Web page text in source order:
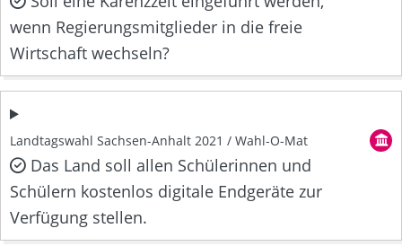
wenn Regierungsmitglieder in die freie
Wirtschaft wechseln?
Landtagswahl Sachsen-Anhalt 2021 / Wahl-O-Mat
Das Land soll allen Schülerinnen und
Schülern kostenlos digitale Endgeräte zur
Verfügung stellen.